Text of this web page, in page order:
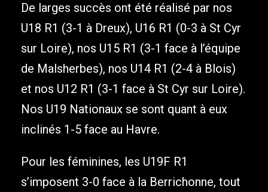
De larges succès ont été réalisé par nos
U18 R1 (3-1 à Dreux), U16 R1 (0-3 à St Cyr
sur Loire), nos U15 R1 (3-1 face à l’équipe
de Malsherbes), nos U14 R1 (2-4 à Blois)
et nos U12 R1 (3-1 face à St Cyr sur Loire).
Nos U19 Nationaux se sont quant à eux
inclinés 1-5 face au Havre.
Pour les féminines, les U19F R1
s’imposent 3-0 face à la Berrichonne, tout